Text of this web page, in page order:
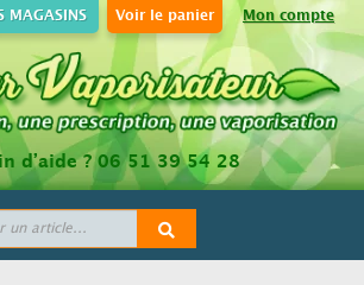
Mon compte
Voir le panier
MAGASINS
d’aide ?06 51 39 54 28